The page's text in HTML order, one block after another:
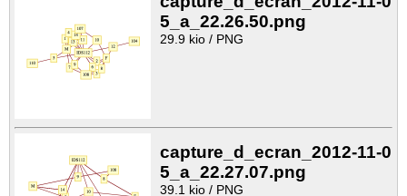
5_a_22.26.50.png
29.9 kio / PNG
capture_d_ecran_2012-11-0
5_a_22.27.07.png
39.1 kio / PNG